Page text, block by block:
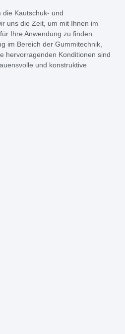
die Kautschuk- und
uns die Zeit, um mit Ihnen im
Ihre Anwendung zu finden.
im Bereich der Gummitechnik,
hervorragenden Konditionen sind
und konstruktive